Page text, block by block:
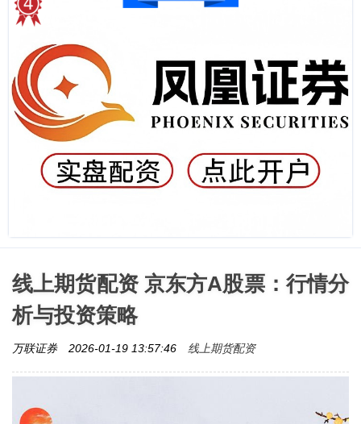
线上期货配资 京东方A股票：行情分
析与投资策略
万联证券 2026-01-19 13:57:46 线上期货配资